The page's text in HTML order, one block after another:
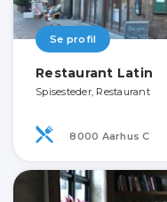
Se profil
Restaurant Latin
Spisesteder, Restaurant
8000 Aarhus C